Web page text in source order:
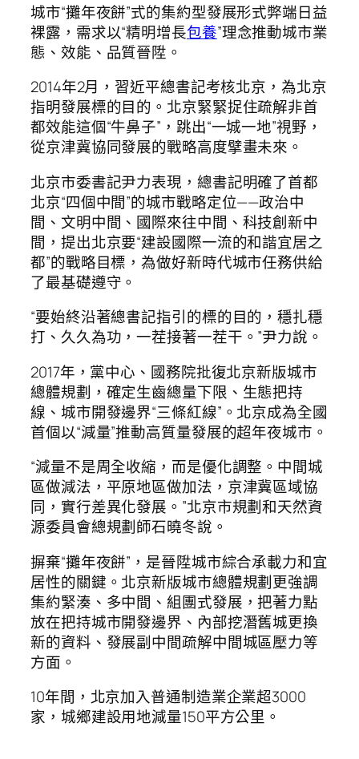
城市“攤年夜餅”式的集約型發展形式弊端日益
裸露，需求以“精明增長包養”理念推動城市業
態、效能、品質晉陞。
2014年2月，習近平總書記考核北京，為北京
指明發展標的目的。北京緊緊捉住疏解非首
都效能這個“牛鼻子”，跳出“一城一地”視野，
從京津冀協同發展的戰略高度擘畫未來。
北京市委書記尹力表現，總書記明確了首都
北京“四個中間”的城市戰略定位——政治中
間、文明中間、國際來往中間、科技創新中
間，提出北京要“建設國際一流的和諧宜居之
都”的戰略目標，為做好新時代城市任務供給
了最基礎遵守。
“要始終沿著總書記指引的標的目的，穩扎穩
打、久久為功，一茬接著一茬干。”尹力說。
2017年，黨中心、國務院批復北京新版城市
總體規劃，確定生齒總量下限、生態把持
線、城市開發邊界“三條紅線”。北京成為全國
首個以“減量”推動高質量發展的超年夜城市。
“減量不是周全收縮，而是優化調整。中間城
區做減法，平原地區做加法，京津冀區域協
同，實行差異化發展。”北京市規劃和天然資
源委員會總規劃師石曉冬說。
摒棄“攤年夜餅”，是晉陞城市綜合承載力和宜
居性的關鍵。北京新版城市總體規劃更強調
集約緊湊、多中間、組團式發展，把著力點
放在把持城市開發邊界、內部挖潛舊城更換
新的資料、發展副中間疏解中間城區壓力等
方面。
10年間，北京加入普通制造業企業超3000
家，城鄉建設用地減量150平方公里。